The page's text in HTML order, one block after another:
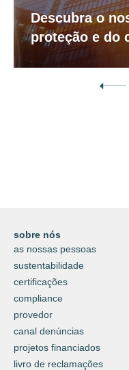
Descubra o
proteção e do
sobre nós
as nossas pessoas
sustentabilidade
certificações
compliance
provedor
canal denúncias
projetos financiados
livro de reclamações